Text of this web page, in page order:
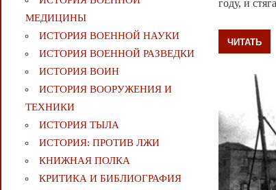
году, и
ЧИТАТЬ
МЕДИЦИНЫ
ИСТОРИЯ ВОЕННОЙ НАУКИ
ИСТОРИЯ ВОЕННОЙ РАЗВЕДКИ
ИСТОРИЯ ВОИН
ИСТОРИЯ ВООРУЖЕНИЯ И
ТЕХНИКИ
ИСТОРИЯ ТЫЛА
ИСТОРИЯ: ПРОТИВ ЛЖИ
КНИЖНАЯ ПОЛКА
КРИТИКА И БИБЛИОГРАФИЯ